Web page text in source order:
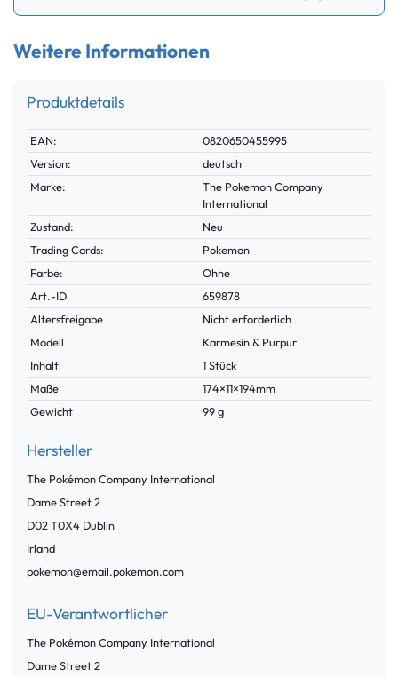
Weitere Informationen
Produktdetails
Technisches
Merkmal
Wert
EAN:
0820650455995
Version:
deutsch
Marke:
The Pokemon Company
International
Zustand:
Neu
Trading Cards:
Pokemon
Farbe:
Ohne
Technisches
Merkmal
Wert
Art.-ID
659878
Altersfreigabe
Nicht erforderlich
Modell
Karmesin & Purpur
Inhalt
1 Stück
Maße
174×11×194mm
Gewicht
99 g
Hersteller
The Pokémon Company International
Dame Street2
D02 T0X4 Dublin
Irland
pokemon@email.pokemon.com
EU-Verantwortlicher
The Pokémon Company International
Dame Street2